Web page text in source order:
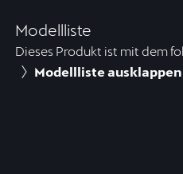
Modellliste
Dieses Produkt ist mit dem
Modellliste ausklappen